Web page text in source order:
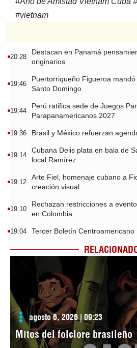
#vietnam
20:28
Destacan en Panamá
originarios
19:46
Puertorriqueño Figueroa
Santo Domingo
19:44
Perú ratifica sede de Juegos
Parapanamericanos 2027
19:36 Brasil y México refuerzan
19:14
Cubana Delis plata en bala de
local Ramírez
19:12
Arte Fiel, homenaje cubano a
creación visual
19:10
Rechazan restricciones a
en Colombia
19:04 Tercer Boletín Centroamericano
agosto 6, 2026 | 09:23
Mitos del folclore brasileño